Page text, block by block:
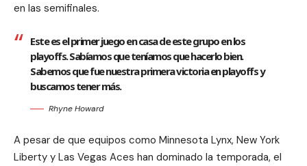
en las semifinales.
Este es el primer juego en casa de este grupo en los
playoffs. Sabíamos que teníamos que hacerlo bien.
Sabemos que fue nuestra primera victoria en playoffs y
buscamos tener más.
Rhyne Howard
A pesar de que equipos como Minnesota Lynx, New York
Liberty y Las Vegas Aces han dominado la temporada, el